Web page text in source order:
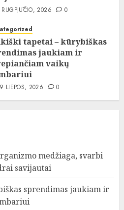
2026 0
tapetai – kūrybiškas
jaukiam ir
vaikų
LIEPOS, 2026 0
medžiaga, svarbi
savijautai
sprendimas jaukiam ir